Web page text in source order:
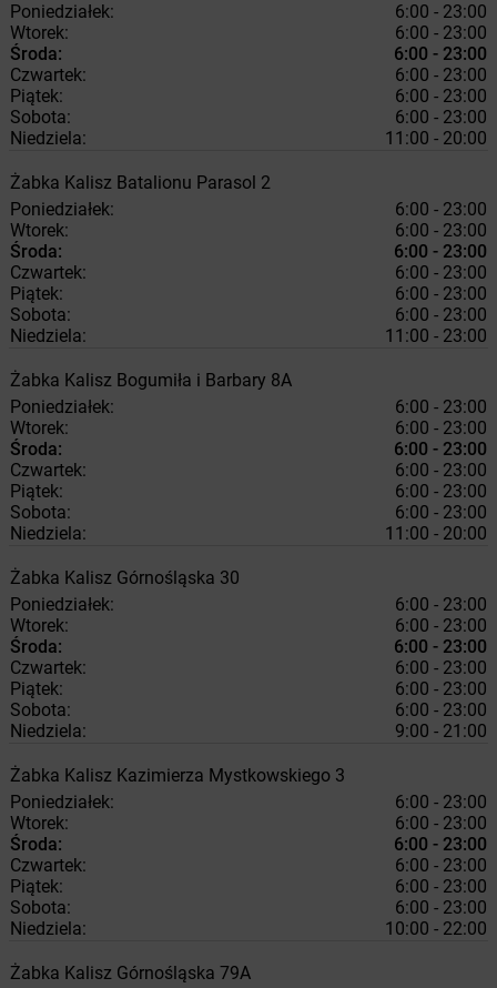
Poniedziałek:
6:00 - 23:00
Wtorek:
6:00 - 23:00
Środa:
6:00 - 23:00
Czwartek:
6:00 - 23:00
Piątek:
6:00 - 23:00
Sobota:
6:00 - 23:00
Niedziela:
11:00 - 20:00
Żabka Kalisz Batalionu Parasol 2
Poniedziałek:
6:00 - 23:00
Wtorek:
6:00 - 23:00
Środa:
6:00 - 23:00
Czwartek:
6:00 - 23:00
Piątek:
6:00 - 23:00
Sobota:
6:00 - 23:00
Niedziela:
11:00 - 23:00
Żabka Kalisz Bogumiła i Barbary 8A
Poniedziałek:
6:00 - 23:00
Wtorek:
6:00 - 23:00
Środa:
6:00 - 23:00
Czwartek:
6:00 - 23:00
Piątek:
6:00 - 23:00
Sobota:
6:00 - 23:00
Niedziela:
11:00 - 20:00
Żabka Kalisz Górnośląska 30
Poniedziałek:
6:00 - 23:00
Wtorek:
6:00 - 23:00
Środa:
6:00 - 23:00
Czwartek:
6:00 - 23:00
Piątek:
6:00 - 23:00
Sobota:
6:00 - 23:00
Niedziela:
9:00 - 21:00
Żabka Kalisz Kazimierza Mystkowskiego 3
Poniedziałek:
6:00 - 23:00
Wtorek:
6:00 - 23:00
Środa:
6:00 - 23:00
Czwartek:
6:00 - 23:00
Piątek:
6:00 - 23:00
Sobota:
6:00 - 23:00
Niedziela:
10:00 - 22:00
Żabka Kalisz Górnośląska 79A